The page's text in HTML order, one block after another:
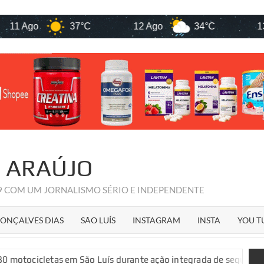
37°C 12 Ago 34°C 13 Ago
UM JORNALISMO SÉRIO E INDEPENDENTE
DIAS SÃO LUÍS INSTAGRAM INSTA YOU
em São Luís durante ação integrada de segurança pública